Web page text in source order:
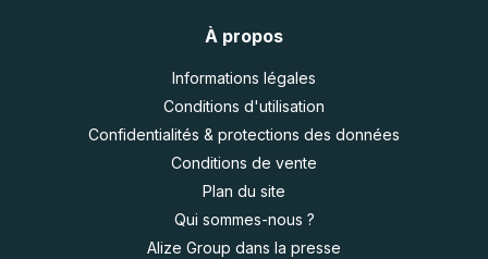
À propos
Informations légales
Conditions d'utilisation
Confidentialités & protections des données
Conditions de vente
Plan du site
Qui sommes-nous ?
Alize Group dans la presse